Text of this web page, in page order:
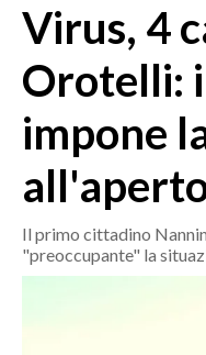
SASSARI E PROVINCIA
GALLURA
OGLIASTRA
AGENDA
ITALIA
Virus, 4
Orotelli:
impone
Il primo cittadino
"preoccupante" la